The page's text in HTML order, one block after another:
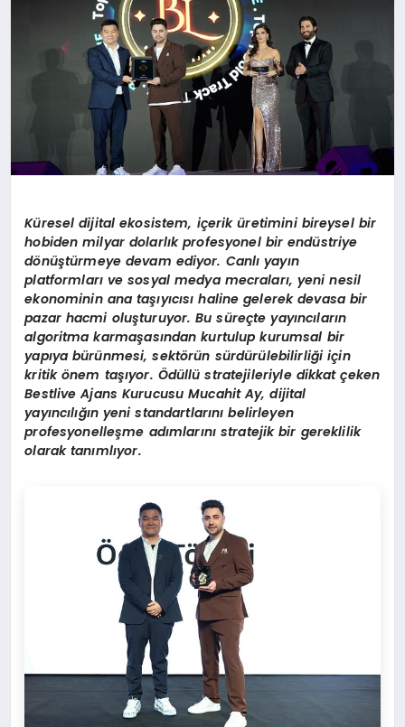
Küresel dijital ekosistem, içeriküretimini bireysel bir
hobiden milyar dolarlık profesyonel bir endüstriye
dönüştürmeye devam ediyor. Canlı yayın
platformları ve sosyal medya mecraları, yeni nesil
ekonominin ana taşıyıcısı haline gelerek devasa bir
pazar hacmi oluşturuyor. Bu süreçte yayıncıların
algoritma karmaşasından kurtulup kurumsal bir
yapıya bürünmesi, sektörün sürdürülebilirliği için
kritik önem taşıyor. Ödüllü stratejileriyle dikkat çeken
Bestlive Ajans Kurucusu Mucahit Ay, dijital
yayıncılığın yeni standartlarını belirleyen
profesyonelleşme adımlarını stratejik bir gereklilik
olarak tanımlıyor.